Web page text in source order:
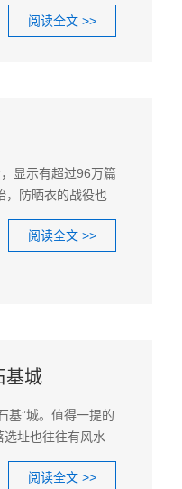
阅读全文 >>
显示有超过96万篇
，防晒衣的战役也
阅读全文 >>
基城
基”城。值得一提的
址也往往有风水
阅读全文 >>